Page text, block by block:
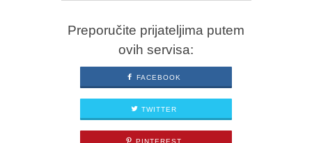
Preporučite prijateljima putem
ovih servisa:
FACEBOOK
TWITTER